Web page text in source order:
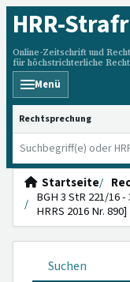
HRR-
Online-Zeitschrift und
für höchstrichterliche
Menü
HRRS durchsuchen
Startseite
BGH 3 StR 221/16
HRRS 2016 Nr. 890]
Suchen